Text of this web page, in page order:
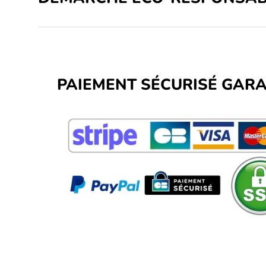
PAIEMENT SÉCURISÉ